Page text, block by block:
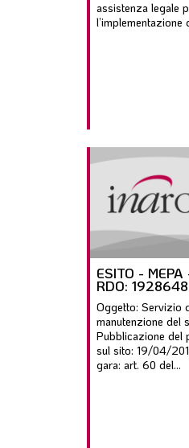
assistenza legale
l’implementazione
ESITO - MEPA
RDO:
Oggetto: Servizio
manutenzione del
Pubblicazione del
sul sito: 19/04/
gara: art. 60 del...